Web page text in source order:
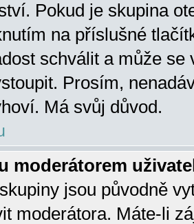
Pokud je skupina
na příslušné
schválit a může se
Prosím,
Má svůj důvod.
moderátorem
jsou původně
moderátora. Máte-li